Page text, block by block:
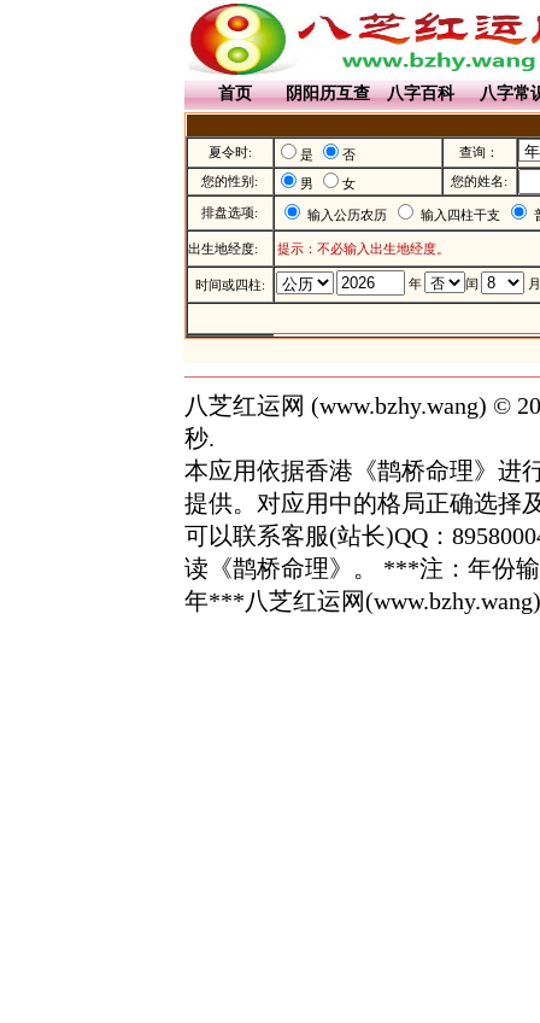
首页 阴阳历互查 八字百科 八字常
夏令时: 是 否
查询：
您的性别:
男 女 您的姓名:
排盘选项: 输入公历农历 输入四柱干支
出生地经度: 提示：不必输入出生地经度。
时间或四柱: 年 闰 月
八芝红运网 (www.bzhy.wang) ©
秒.
本应用依据香港《鹊桥命理》进
提供。对应用中的格局正确选择
可以联系客服(站长)QQ：
读《鹊桥命理》。
***注：年份
年***八芝红运网(www.bzhy.wang)